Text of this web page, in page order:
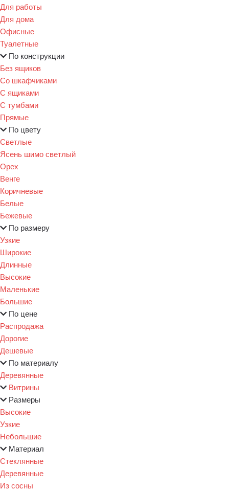
Для работы
Для дома
Офисные
Туалетные
По конструкции
Без ящиков
Со шкафчиками
С ящиками
С тумбами
Прямые
По цвету
Светлые
Ясень шимо светлый
Орех
Венге
Коричневые
Белые
Бежевые
По размеру
Узкие
Широкие
Длинные
Высокие
Маленькие
Большие
По цене
Распродажа
Дорогие
Дешевые
По материалу
Деревянные
Витрины
Размеры
Высокие
Узкие
Небольшие
Материал
Стеклянные
Деревянные
Из сосны